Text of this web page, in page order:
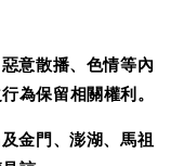
意散播、色情等內
為保留相關權利。
金門、澎湖、馬祖